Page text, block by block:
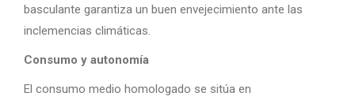
basculante garantiza un buen envejecimiento ante las
inclemencias climáticas.
Consumo y autonomía
El consumo medio homologado se sitúa en